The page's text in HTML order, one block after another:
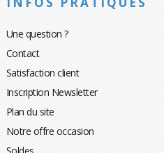
Une question ?
Contact
Satisfaction client
Inscription Newsletter
Plan du site
Notre offre occasion